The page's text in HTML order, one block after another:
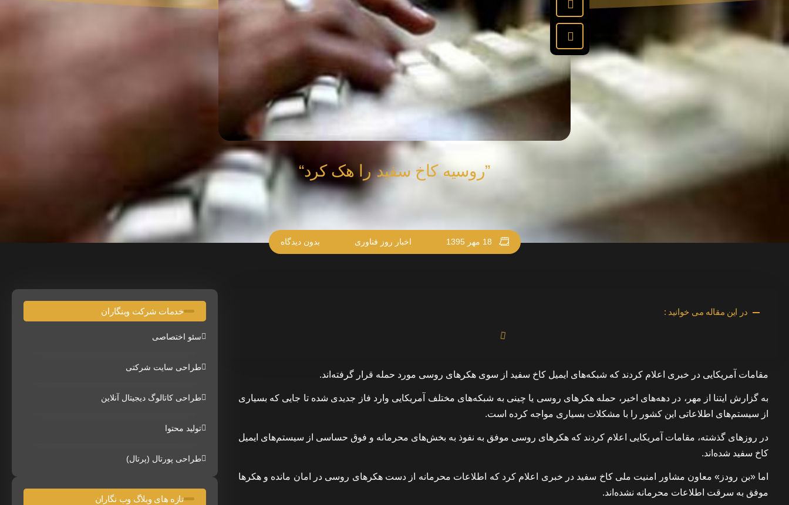
”روسیه کاخ سفید را هک کرد“
18 مهر 1395 اخبار روز فناوری بدون دیدگاه
در این مقاله می خوانید :
مقامات آمریکایی در خبری اعلام کردند که شبکه‌های ایمیل کاخ سفید از سوی هکرهای روسی مورد حمله قرار گرفته‌اند.
به گزارش ایتنا از مهر، در دهه‌های اخیر، حمله هکرهای روسی یا چینی به شبکه‌های مختلف آمریکایی وارد فاز جدیدی شده تا جایی که بسیاری
از سیستم‌های اطلاعاتی این کشور را با مشکلات بسیاری مواجه کرده است.
در روزهای گذشته، مقامات آمریکایی اعلام کردند که هکرهای روسی موفق به نفوذ به بخش‌های محرمانه و فوق حساسی از سیستم‌های ایمیل
کاخ سفید شده‌اند.
اما «بن رودز» معاون مشاور امنیت ملی کاخ سفید در خبری اعلام کرد که اطلاعات محرمانه از دست هکرهای روسی در امان مانده و هکرها
موفق به سرقت اطلاعات محرمانه نشده‌اند.
خدمات شرکت وبنگاران
سئو اختصاصی
طراحی سایت شرکتی
طراحی کاتالوگ دیجیتال آنلاین
تولید محتوا
طراحی پورتال (پرتال)
تازه های وبلاگ وب نگاران